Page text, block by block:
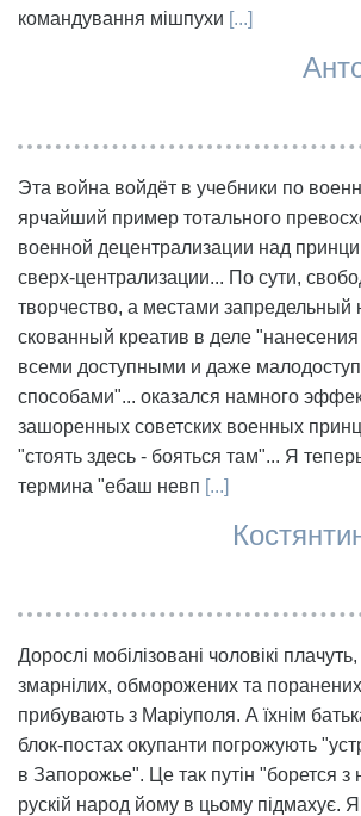
командування мішпухи [...]
Эта война войдёт в учебники по
ярчайший пример тотального
военной децентрализации над
сверх-централизации... По сути,
творчество, а местами запредельный
скованный креатив в деле "нанесения
всеми доступными и даже
способами"... оказался намного
зашоренных советских военных
"стоять здесь - бояться там"... Я
термина "ебаш невп [...]
Дорослі мобілізовані чоловікі
змарнілих, обморожених та
прибувають з Маріуполя. А їхнім
блок-постах окупанти погрожують
в Запорожье". Це так путін "борется з
рускій народ йому в цьому підмахує.